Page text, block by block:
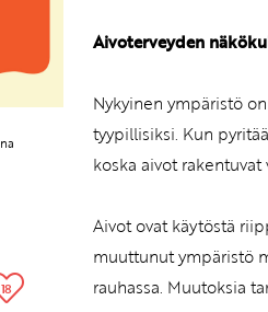
18
Aivoterveyden
Nykyinen ympäristö
tyypillisiksi. Kun
koska aivot rakentuvat
Aivot ovat käytöstä
muuttunut ympäristö
rauhassa. Muutoksia